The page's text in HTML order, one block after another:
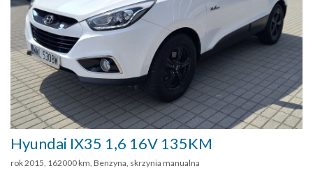
Hyundai IX35 1,6 16V 135KM
rok 2015, 162000 km, Benzyna, skrzynia manualna